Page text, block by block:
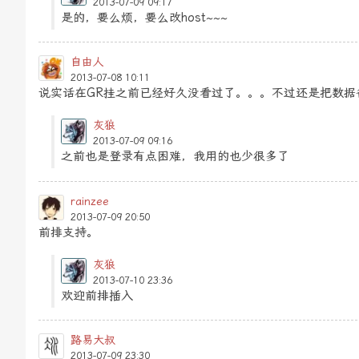
是的，要么烦，要么改host~~~
自由人
2013-07-08 10:11
说实话在GR挂之前已经好久没看过了。。。不过还是把数
灰狼
2013-07-09 09:16
之前也是登录有点困难，我用的也少很多了
rainzee
2013-07-09 20:50
前排支持。
灰狼
2013-07-10 23:36
欢迎前排插入
路易大叔
2013-07-09 23:30